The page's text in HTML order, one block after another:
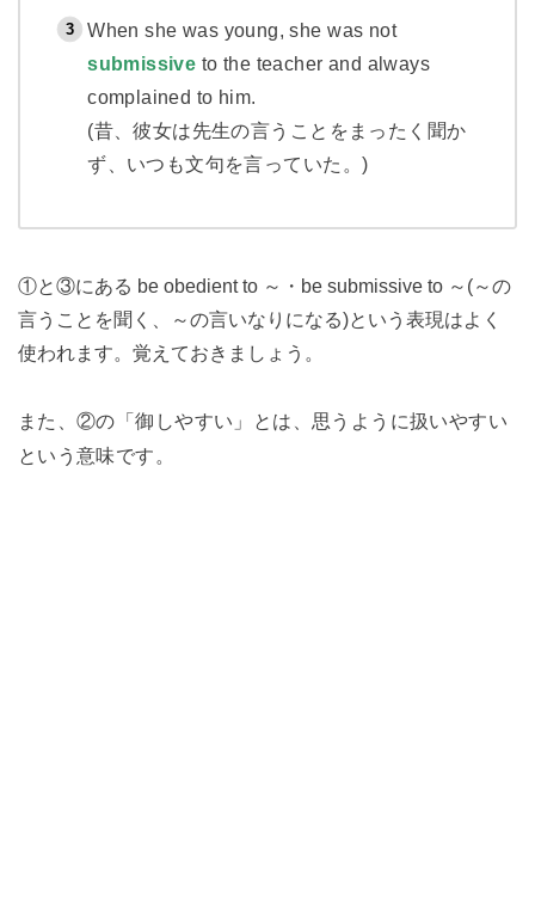
When she was young, she was not
submissive to the teacher and always
complained to him.
(昔、彼女は先生の言うことをまったく聞か
ず、いつも文句を言っていた。)
①と③にある be obedient to ～・be submissive to ～(～の
言うことを聞く、～の言いなりになる)という表現はよく
使われます。覚えておきましょう。
また、②の「御しやすい」とは、思うように扱いやすい
という意味です。